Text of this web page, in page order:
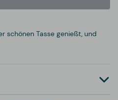
schönen Tasse genießt, und